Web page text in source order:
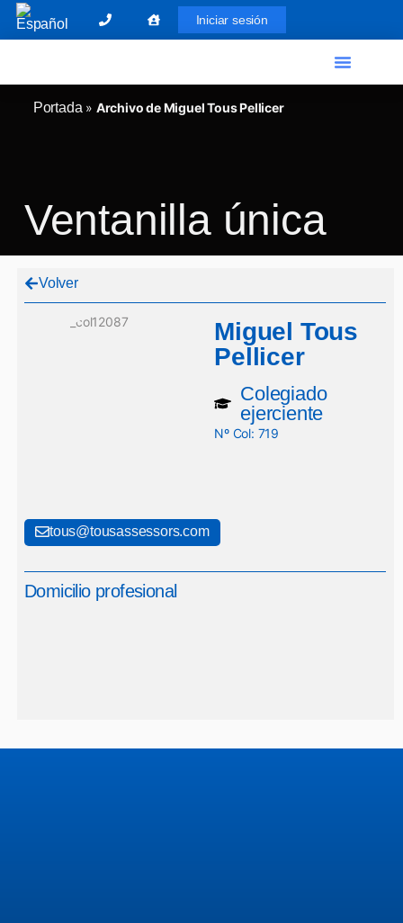
Iniciar sesión
Portada » Archivo de Miguel Tous Pellicer
Ventanilla única
Volver
Miguel Tous
Pellicer
Colegiado
ejerciente
Nº Col: 719
tous@tousassessors.com
Domicilio profesional